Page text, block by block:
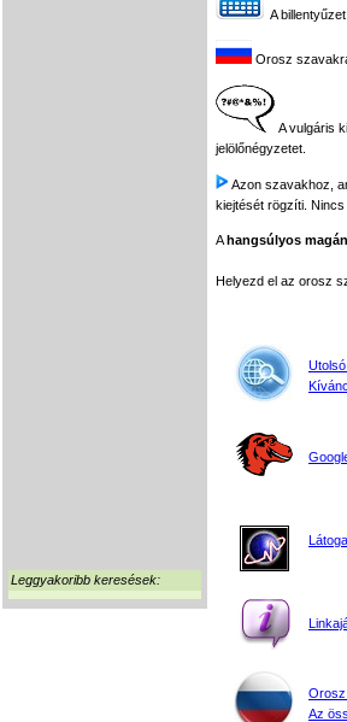
Leggyakoribb keresések:
A
Orosz
A vulgáris
jelölőnégyzetet.
Azon szavakhoz,
kiejtését rögzíti.
Ahangsúlyos
Helyezd el az orosz
Az